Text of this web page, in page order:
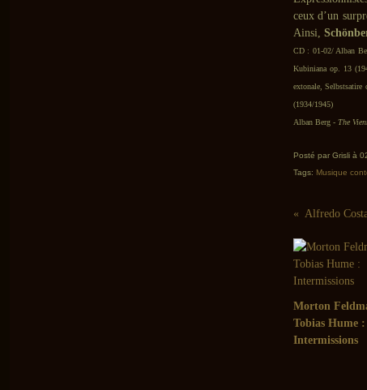
ceux d’un
Ainsi,
CD : 01-02/ Alban
Kubiniana op. 13
extonale,
(1934/1945)
Alban Berg - The
Posté par Grisli à
Tags: Musique
Morton
Tobias Hume :
Intermissions